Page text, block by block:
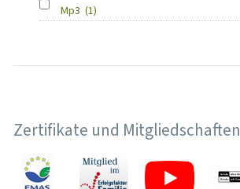
Mp3 (1)
Zertifikate und Mitgliedschaften